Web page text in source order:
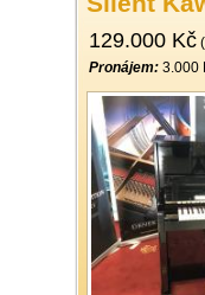
129.000 Kč
Pronájem: 3.000